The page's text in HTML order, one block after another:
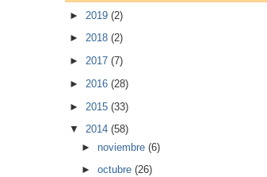
► 2019 (2)
► 2018 (2)
► 2017 (7)
► 2016 (28)
► 2015 (33)
▼ 2014 (58)
►noviembre(6)
►octubre(26)